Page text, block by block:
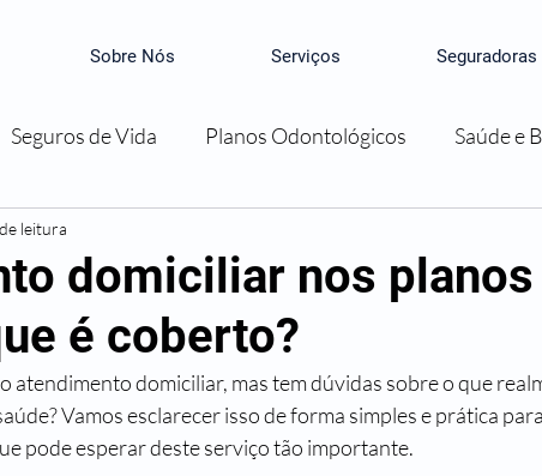
Sobre Nós Serviços Seguradoras
Seguros de Vida Planos Odontológicos Saúde e
domiciliar nos planos
é coberto?
leitura
atendimento domiciliar, mas tem dúvidas sobre o que
Vamos esclarecer isso de forma simples e prática
pode esperar deste serviço tão importante.